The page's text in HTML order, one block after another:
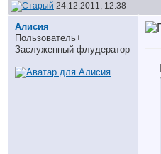
24.12.2011, 12:38
Алисия
Пользователь+
Заслуженный флудератор